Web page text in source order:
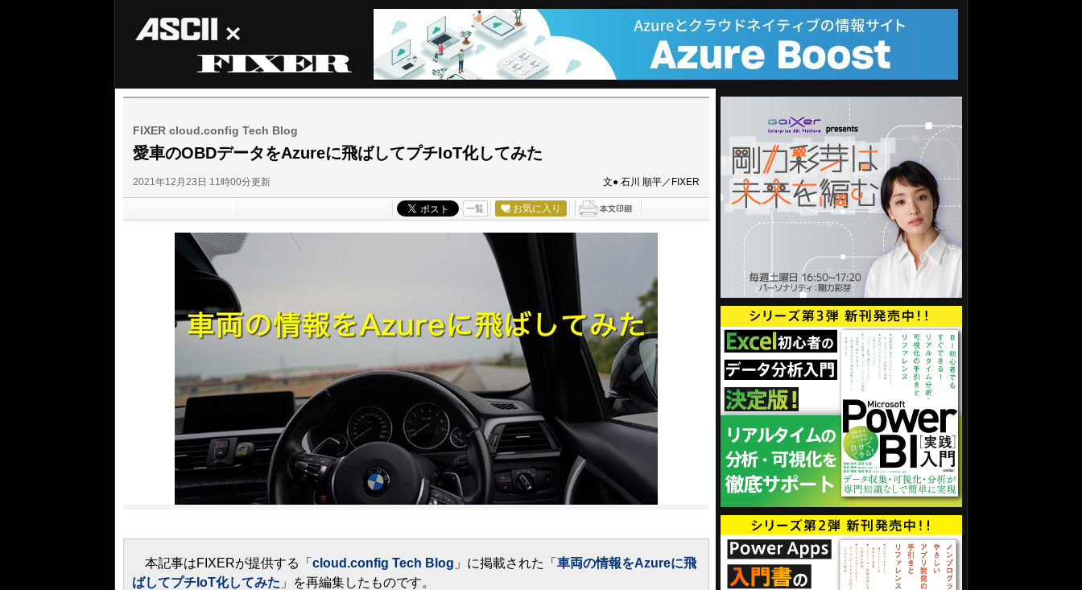
FIXER
FIXER cloud.config Tech Blog
愛車のOBDデータをAzureに飛ばしてプチIoT化してみた
2021年12月23日 11時00分更新 文● 石川 順平／FIXER
一覧 お気に入り
本記事はFIXERが提供する「 cloud.config Tech Blog 」に掲載された「 車両の情報をAzureに飛
ばしてプチIoT化してみた 」を再編集したものです。